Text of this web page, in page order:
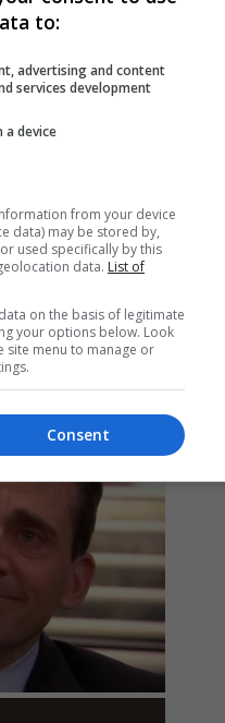
to:
advertising and content
services development
device
from your device
data) may be stored by,
used specifically by this
data. List of
on the basis of legitimate
your options below. Look
site menu to manage or
Consent